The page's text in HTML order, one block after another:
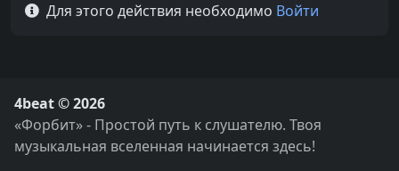
Для этого действия необходимо Войти
4beat © 2026
«Форбит» - Простой путь к слушателю. Твоя
музыкальная вселенная начинается здесь!